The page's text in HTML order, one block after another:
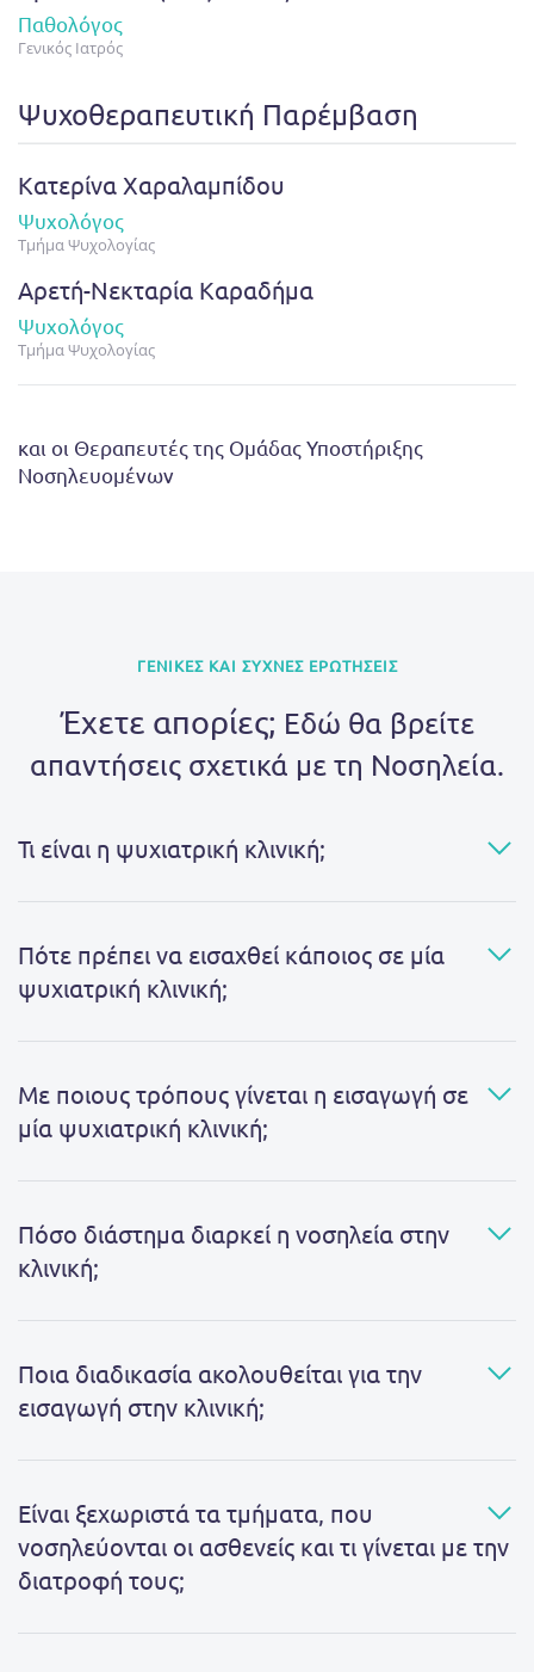
Παθολόγος
Γενικός Ιατρός
Ψυχοθεραπευτική Παρέμβαση
Κατερίνα Χαραλαμπίδου
Ψυχολόγος
Τμήμα Ψυχολογίας
Αρετή-Νεκταρία Καραδήμα
Ψυχολόγος
Τμήμα Ψυχολογίας
και οι Θεραπευτές της Ομάδας Υποστήριξης
Νοσηλευομένων
ΓΕΝΙΚΕΣ ΚΑΙ ΣΥΧΝΕΣ ΕΡΩΤΗΣΕΙΣ
Έχετε απορίες; Εδώ θα βρείτε
απαντήσεις σχετικά με τη Νοσηλεία.
Τι είναι η ψυχιατρική κλινική;
Πότε πρέπει να εισαχθεί κάποιος σε μία
ψυχιατρική κλινική;
Με ποιους τρόπους γίνεται η εισαγωγή σε
μία ψυχιατρική κλινική;
Πόσο διάστημα διαρκεί η νοσηλεία στην
κλινική;
Ποια διαδικασία ακολουθείται για την
εισαγωγή στην κλινική;
Είναι ξεχωριστά τα τμήματα, που
νοσηλεύονται οι ασθενείς και τι γίνεται με την
διατροφή τους;